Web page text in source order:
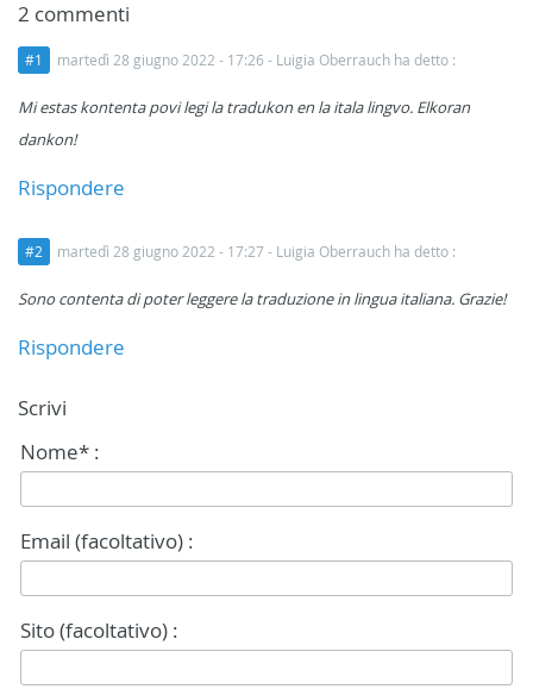
2 commenti
#1 martedì 28 giugno 2022 - 17:26 - Luigia Oberrauch ha detto :
Mi estas kontenta povi legi la tradukon en la itala lingvo. Elkoran
dankon!
Rispondere
#2 martedì 28 giugno 2022 - 17:27 - Luigia Oberrauch ha detto :
Sono contenta di poter leggere la traduzione in lingua italiana. Grazie!
Rispondere
Scrivi
Nome* :
Email (facoltativo) :
Sito (facoltativo) :